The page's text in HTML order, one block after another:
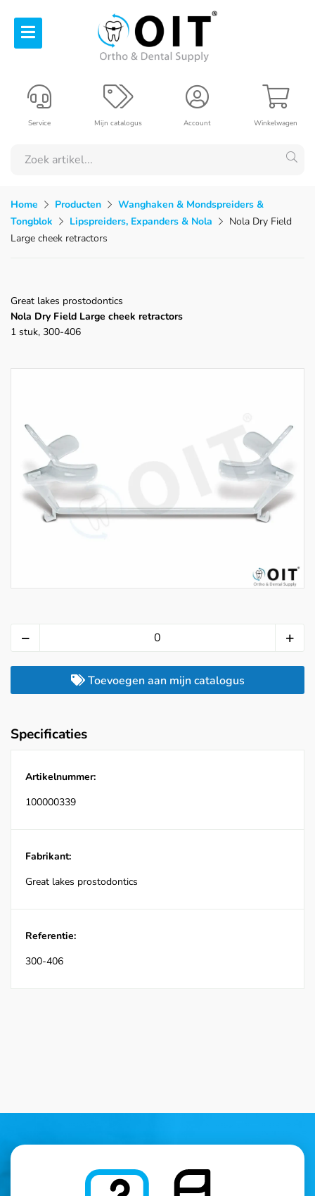
Winkelwagen
Account
Mijn catalogus
Service
Home Producten
Wanghaken & Mondspreiders &
Tongblok
Lipspreiders, Expanders & Nola
Nola Dry Field
Large cheek retractors
Great lakes prostodontics
Nola Dry Field Large cheek retractors
1 stuk, 300-406
Toevoegen aan mijn catalogus
Specificaties
Artikelnummer:
100000339
Fabrikant:
Great lakes prostodontics
Referentie:
300-406